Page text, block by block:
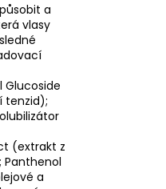
a
vlasy
tenzid);
(extrakt z
a